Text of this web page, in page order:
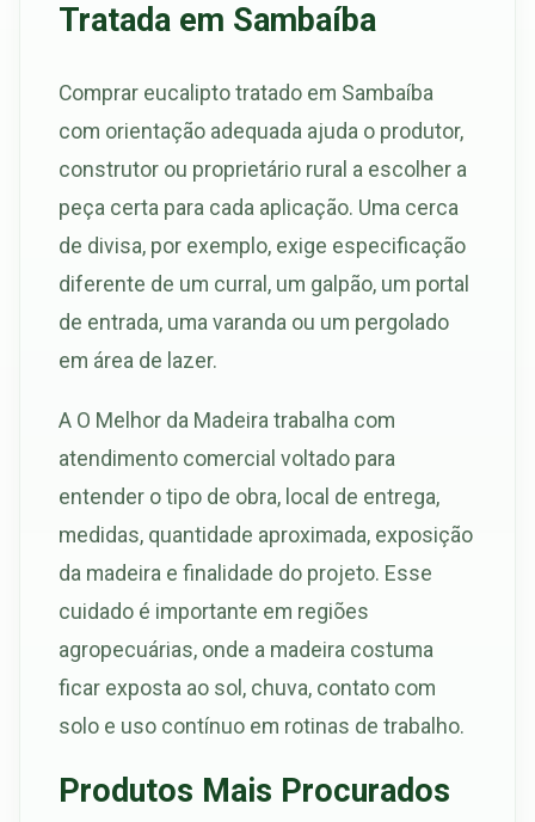
Tratada em Sambaíba
Comprar eucalipto tratado em Sambaíba
com orientação adequada ajuda o produtor,
construtor ou proprietário rural a escolher a
peça certa para cada aplicação. Uma cerca
de divisa, por exemplo, exige especificação
diferente de um curral, um galpão, um portal
de entrada, uma varanda ou um pergolado
em área de lazer.
A O Melhor da Madeira trabalha com
atendimento comercial voltado para
entender o tipo de obra, local de entrega,
medidas, quantidade aproximada, exposição
da madeira e finalidade do projeto. Esse
cuidado é importante em regiões
agropecuárias, onde a madeira costuma
ficar exposta ao sol, chuva, contato com
solo e uso contínuo em rotinas de trabalho.
Produtos Mais Procurados